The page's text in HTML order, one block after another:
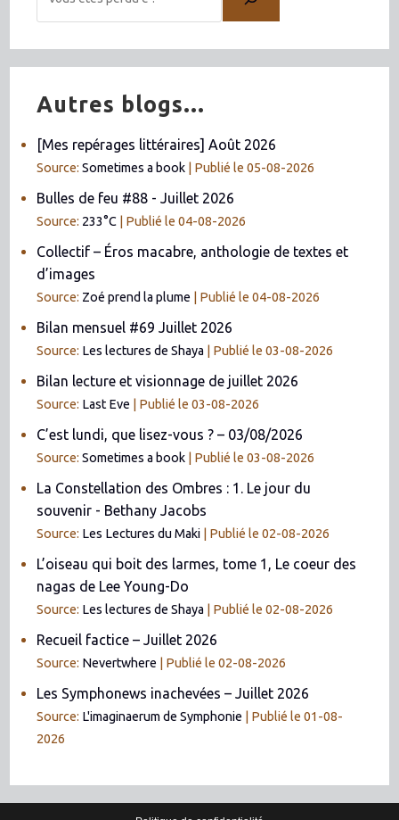
Autres blogs...
[Mes repérages littéraires] Août 2026
Source:Sometimes a book Publié le 05-08-2026
Bulles de feu #88 - Juillet 2026
Source: 233°C Publié le 04-08-2026
Collectif – Éros macabre, anthologie de textes et
d’images
Source: Zoé prend la plume Publié le 04-08-2026
Bilan mensuel #69 Juillet 2026
Source: Les lectures de Shaya Publié le 03-08-2026
Bilan lecture et visionnage de juillet 2026
Source: Last Eve Publié le 03-08-2026
C’est lundi, que lisez-vous ? – 03/08/2026
Source:Sometimes a book Publié le 03-08-2026
La Constellation des Ombres : 1. Le jour du
souvenir - Bethany Jacobs
Source: Les Lectures du Maki Publié le 02-08-2026
L’oiseau qui boit des larmes, tome 1, Le coeur des
nagas de Lee Young-Do
Source: Les lectures de Shaya Publié le 02-08-2026
Recueil factice – Juillet 2026
Source: Nevertwhere Publié le 02-08-2026
Les Symphonews inachevées – Juillet 2026
Source: L'imaginaerum de Symphonie
Publié le 01-08-
2026